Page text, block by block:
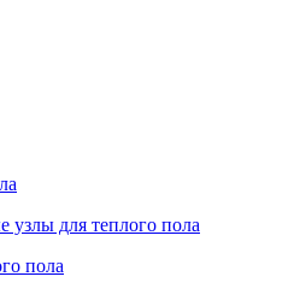
узлы для теплого пола
пола